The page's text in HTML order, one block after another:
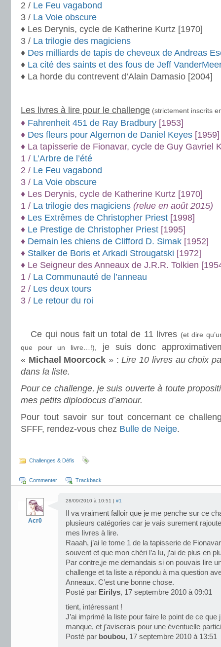
2 / Le Feu vagabond
3 / La Voie obscure
♦ Les Derynis, cycle de Katherine Kurtz [1970]
3 / La trilogie des magiciens
♦ Des milliards de tapis de cheveux de Andreas
♦ La cité des saints et des fous de Jeff
♦ La horde du contrevent d’Alain Damasio [2004]
Les livres à lire pour le challenge (strictement inscrits
♦ Fahrenheit 451 de Ray Bradbury [1953]
♦ Des fleurs pour Algernon de Daniel Keyes [1959]
♦ La tapisserie de Fionavar, cycle de Guy Gavriel
1 / L’Arbre de l’été
2 / Le Feu vagabond
3 / La Voie obscure
♦ Les Derynis, cycle de Katherine Kurtz [1970]
1 / La trilogie des magiciens (relue en août 2015)
♦ Les Extrêmes de Christopher Priest [1998]
♦ Le Prestige de Christopher Priest [1995]
♦ Demain les chiens de Clifford D. Simak [1952]
♦ Stalker de Boris et Arkadi Strougatski [1972]
♦ Le Seigneur des Anneaux de J.R.R. Tolkien
1 / La Communauté de l’anneau
2 / Les deux tours
3 / Le retour du roi
Ce qui nous fait un total de 11 livres (et dire
que pour un livre…!),
je suis donc
« Michael Moorcock » :Lire 10 livres au choix
dans la liste.
Pour ce challenge, je suis ouverte à toute
mes petits diplodocus d’amour.
Pour tout savoir sur tout concernant ce
SFFF, rendez-vous chez Bulle de Neige.
Challenges & Défis
Commenter Trackback
Acr0
28/09/2010 à 10:51 | #1
Il va vraiment falloir que je me penche sur ce
plusieurs catégories car je vais surement
mes livres à lire.
Raaah, j’ai le tome 1 de la tapisserie de
souvent et que mon chéri l’a lu, j’ai de plus en
Par contre,je me demandais si on pouvais lire
challenge et ta liste a répondu à ma question
Anneaux. C’est une bonne chose.
Posté par Eirilys, 17 septembre 2010 à 09:01
tient, intéressant !
J’ai imprimé la liste pour faire le point de ce que
manque, et j’aviserais pour une éventuelle
Posté par boubou, 17 septembre 2010 à 13:51